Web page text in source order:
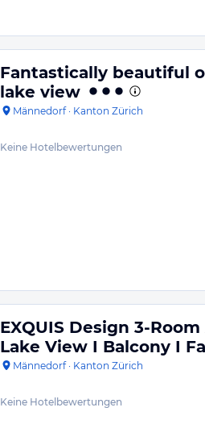
Fantastically beautiful
lake view
Männedorf· Kanton Zürich
Keine Hotelbewertungen
EXQUIS Design 3-
Lake View I Balcony I
Männedorf· Kanton Zürich
Keine Hotelbewertungen